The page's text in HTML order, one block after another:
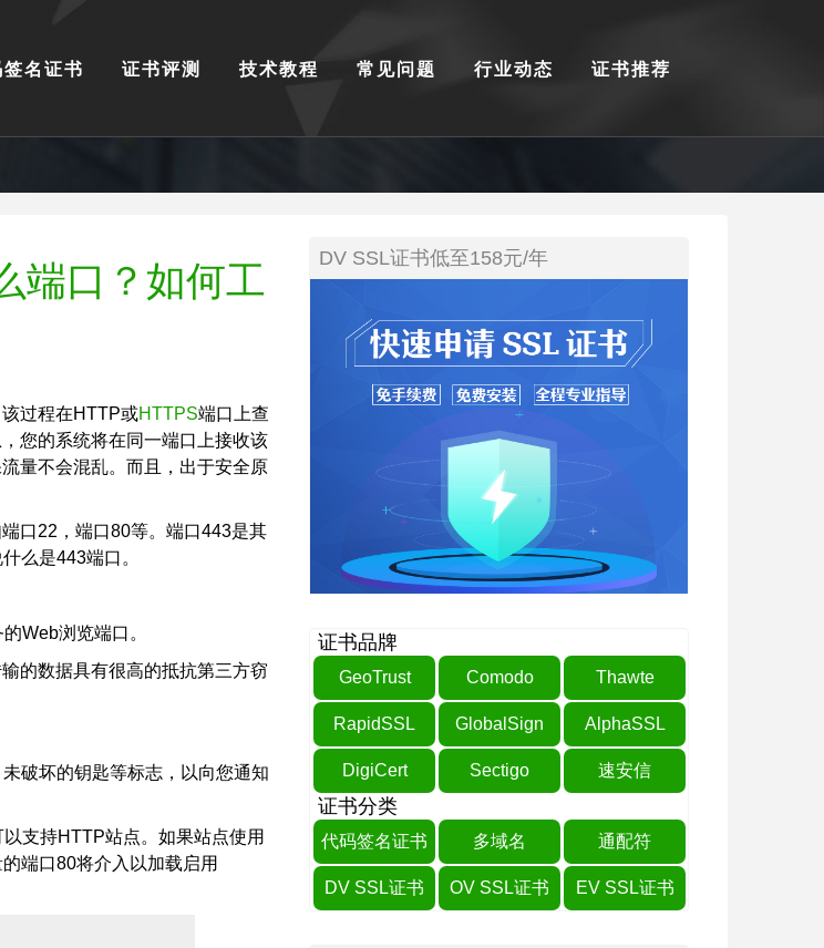
签名证书 证书评测 技术教程 常见问题 行业动态 证书推荐
端口？如何工
过程在HTTP或HTTPS端口上查
您的系统将在同一端口上接收该
量不会混乱。而且，出于安全原
口22，端口80等。端口443是其
么是443端口。
Web浏览端口。
的数据具有很高的抵抗第三方窃
破坏的钥匙等标志，以向您通知
支持HTTP站点。如果站点使用
端口80将介入以加载启用
DV SSL证书低至158元/年
证书品牌
GeoTrust Comodo Thawte
RapidSSL GlobalSign AlphaSSL
DigiCert Sectigo 速安信
证书分类
代码签名证书 多域名 通配符
DV SSL证书 OV SSL证书 EV SSL证书